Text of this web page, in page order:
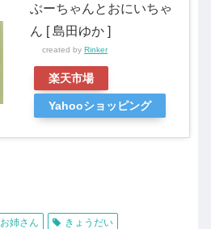
ぶーちゃんとおにいちゃ
ん [ 島田ゆか ]
created by Rinker
楽天市場
Yahooショッピング
お姉さん
きょうだい